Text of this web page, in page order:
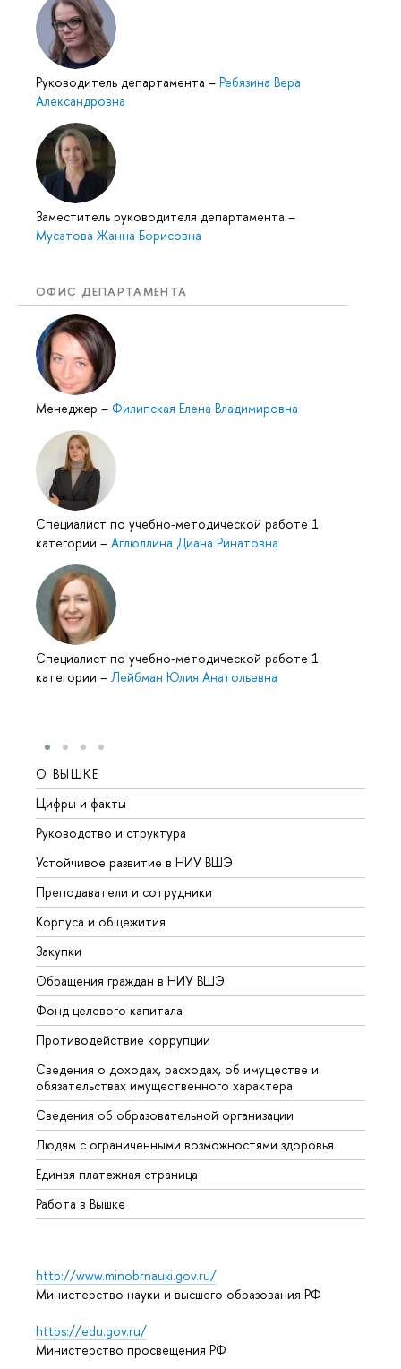
Руководитель департамента – Ребязина Вера
Александровна
Заместитель руководителя департамента –
Мусатова Жанна Борисовна
ОФИС ДЕПАРТАМЕНТА
Менеджер – Филипская Елена Владимировна
Специалист по учебно-методической работе 1
категории – Аглюллина Диана Ринатовна
Специалист по учебно-методической работе 1
категории – Лейбман Юлия Анатольевна
О ВЫШКЕ
Цифры и факты
Руководство и структура
Устойчивое развитие в НИУ ВШЭ
Преподаватели и сотрудники
Корпуса и общежития
Закупки
Обращения граждан в НИУ ВШЭ
Фонд целевого капитала
Противодействие коррупции
Сведения о доходах, расходах, об имуществе и
обязательствах имущественного характера
Сведения об образовательной организации
Людям с ограниченными возможностями здоровья
Единая платежная страница
Работа в Вышке
http://www.minobrnauki.gov.ru/
Министерство науки и высшего образования РФ
https://edu.gov.ru/
Министерство просвещения РФ